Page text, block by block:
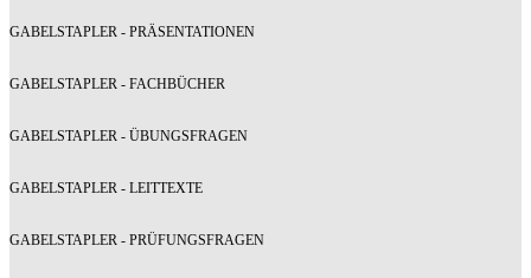
GABELSTAPLER - PRÄSENTATIONEN
GABELSTAPLER - FACHBÜCHER
GABELSTAPLER - ÜBUNGSFRAGEN
GABELSTAPLER - LEITTEXTE
GABELSTAPLER - PRÜFUNGSFRAGEN